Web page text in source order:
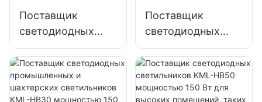
площадок
фабрик, складов и
Поставщик
светодиодных
светильников
KML-HB30
мощностью 100
Вт для высоких
Поставщик
светодиодных
светильников
KML-HB50
мощностью 100
Вт для высоких